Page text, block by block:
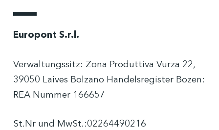
Europont S.r.l.
Verwaltungssitz: Zona Produttiva Vurza 22,
39050 Laives Bolzano Handelsregister Bozen:
REA Nummer 166657
St.Nr und MwSt.:02264490216